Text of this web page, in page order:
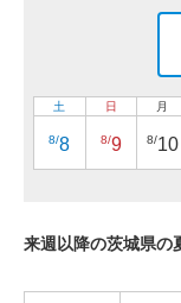
土
8/8
日
8/9
月
8/10
来週以降の茨城県の